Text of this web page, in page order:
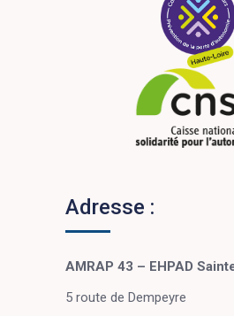
Adresse :
AMRAP 43 – EHPAD
5 route de Dempeyre